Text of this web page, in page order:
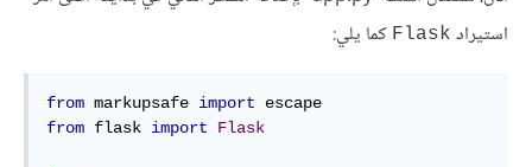
استيراد Flask كما يلي:
from markupsafe import
from flask import Flask